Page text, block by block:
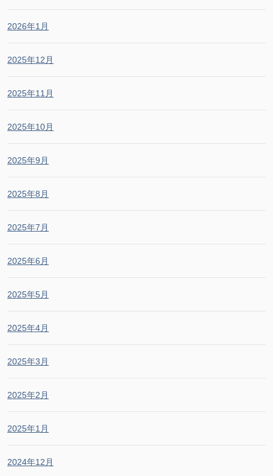
2026年1月
2025年12月
2025年11月
2025年10月
2025年9月
2025年8月
2025年7月
2025年6月
2025年5月
2025年4月
2025年3月
2025年2月
2025年1月
2024年12月